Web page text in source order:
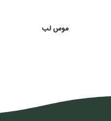
موس لب